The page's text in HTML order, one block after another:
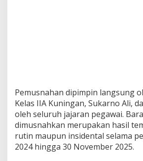
Pemusnahan dipimpin langsung
Kelas IIA Kuningan, Sukarno Ali,
oleh seluruh jajaran pegawai.
dimusnahkan merupakan hasil
rutin maupun insidental selama
2024 hingga 30 November 2025.